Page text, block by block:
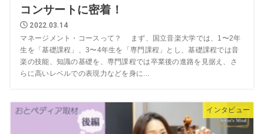
コンサートに密着！
2022.03.14
マネージメント・コースって？ まず、国立音楽大学では、1〜2年
生を「基礎課程」、3〜4年生を「専門課程」とし、基礎課程では音
楽の技能、知識の基礎を、専門課程では卒業後の進路を見据え、さ
らに高いレベルでの表現力などを身に...
インタビュー